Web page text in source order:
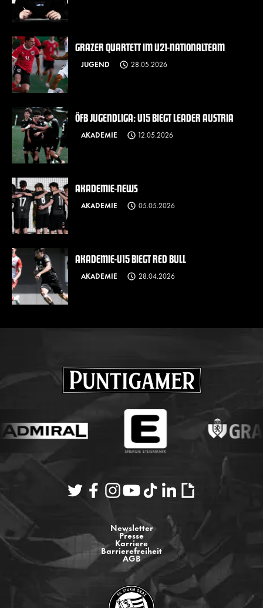
GRAZER QUARTETT IM U21-NATIONALTEAM
JUGEND 28.05.2026
ÖFB JUGENDLIGA: U15 BIEGT LEADER AUSTRIA
AKADEMIE 12.05.2026
AKADEMIE-NEWS
AKADEMIE 05.05.2026
AKADEMIE-U15 BIEGT RED BULL
AKADEMIE 28.04.2026
Newsletter
Presse
Karriere
Barrierefreiheit
AGB